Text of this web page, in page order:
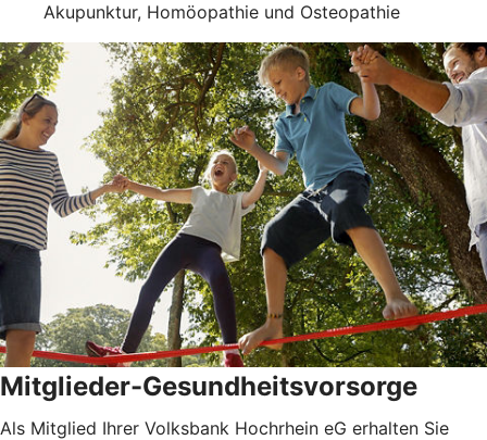
Akupunktur, Homöopathie und Osteopathie
Mitglieder-Gesundheitsvorsorge
Als Mitglied Ihrer Volksbank Hochrhein eG erhalten Sie